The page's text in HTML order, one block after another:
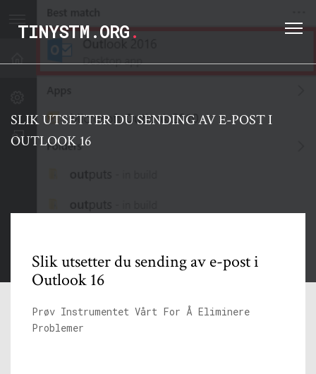
TINYSTM.ORG.
SLIK UTSETTER DU SENDING AV E-POST I
OUTLOOK 16
Slik utsetter du sending av e-post i
Outlook 16
Prøv Instrumentet Vårt For Å Eliminere
Problemer